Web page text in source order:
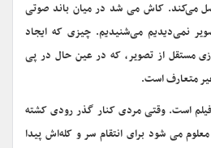
می‌کند. کاش می شد در میان باند صوتی
نمی‌دیدیم می‌شنیدیم. چیزی که ایجاد
مستقل از تصویر، که در عین حال در پی
متعارف است.
است. وقتی مردی کنار گذر رودی کشته
می شود برای انتقام سر و کله‌اش پیدا